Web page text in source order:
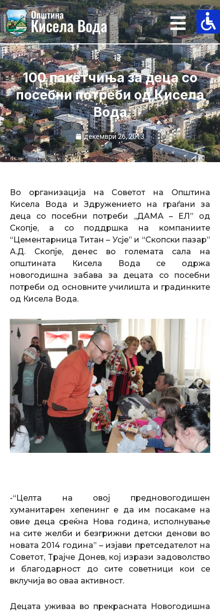
Skip
to
content
100 пакетчиња за деца со
посебни потреби од Кисела
Вода
декември 26, 2013
Во организација на Советот на Општина
Кисела Вода и Здружението на граѓани за
деца со посебни потреби ,,ДАМА – ЕЛ” од
Скопје, а со поддршка на компаниите
“Цементарница Титан – Усје” и “Скопски пазар”
А.Д. Скопје, денес во големата сала на
општината Кисела Вода се одржа
новогодишна забава за децата со посебни
потреби од основните училишта и градинките
од Кисела Вода.
-“Целта на овој предновогодишен
хуманитарен хепенинг е да им посакаме на
овие деца среќна Нова година, исполнување
на сите желби и безгрижни детски денови во
новата 2014 година” – изјави претседателот на
Советот, Трајче Донев, кој изрази задоволство
и благодарност до сите советници кои се
вклучија во оваа активност.
Децата уживаа во прекрасната Новогодишна